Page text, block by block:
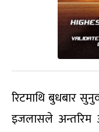
रिटमाथि बुधबार
इजलासले